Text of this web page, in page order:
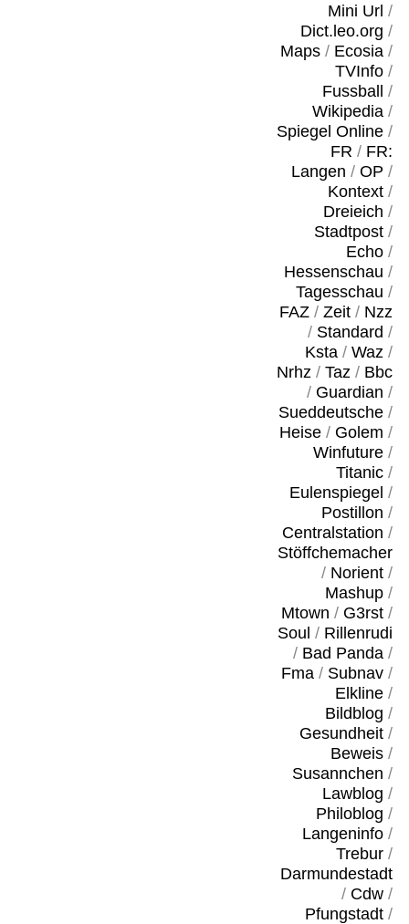
Mini Url /
Dict.leo.org /
Maps/ Ecosia/
TVInfo/
Fussball
/
Wikipedia/
Spiegel Online/
FR / FR:
Langen / OP /
Kontext/
Dreieich /
Stadtpost/
Echo/
Hessenschau /
Tagesschau /
FAZ/ Zeit/ Nzz
/ Standard /
Ksta/ Waz/
Nrhz/ Taz/ Bbc
/ Guardian /
Sueddeutsche/
Heise/ Golem /
Winfuture/
Titanic/
Eulenspiegel /
Postillon /
Centralstation /
Stöffchemacher
/ Norient/
Mashup/
Mtown / G3rst/
Soul / Rillenrudi
/ Bad Panda/
Fma/ Subnav/
Elkline/
Bildblog /
Gesundheit/
Beweis/
Susannchen /
Lawblog /
Philoblog /
Langeninfo/
Trebur/
Darmundestadt
/ Cdw/
Pfungstadt/